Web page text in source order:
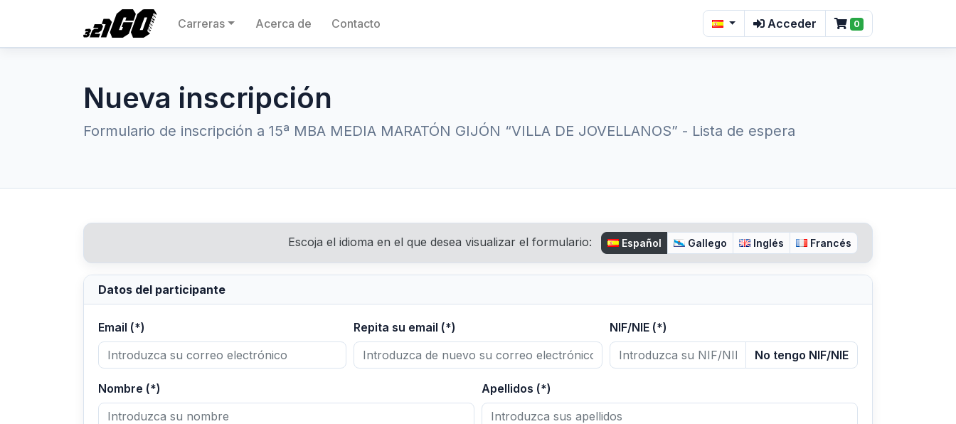
Carreras Acerca de Contacto Acceder 0
Nueva inscripción
Formulario de inscripción a 15ª MBA MEDIA MARATÓN GIJÓN “VILLA DE JOVELLANOS” - Lista de espera
Escoja el idioma en el que desea visualizar el formulario: Español Gallego Inglés Francés
Datos del participante
Email (*) Repita su email (*)
NIF/NIE (*)
No tengo NIF/NIE
Nombre (*) Apellidos (*)